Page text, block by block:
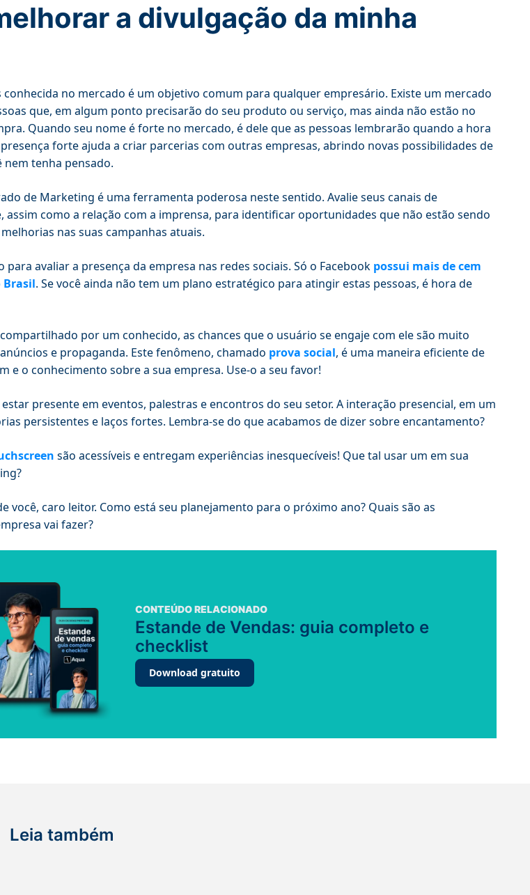
a divulgação da minha
conhecida no mercado é um objetivo comum para qualquer empresário. Existe um mercado
que, em algum ponto precisarão do seu produto ou serviço, mas ainda não estão no
Quando seu nome é forte no mercado, é dele que as pessoas lembrarão quando a hora
forte ajuda a criar parcerias com outras empresas, abrindo novas possibilidades de
nem tenha pensado.
de Marketing é uma ferramenta poderosa neste sentido. Avalie seus canais de
assim como a relação com a imprensa, para identificar oportunidades que não estão sendo
nas suas campanhas atuais.
avaliar a presença da empresa nas redes sociais. Só o Facebook possui mais de cem
Brasil. Se você ainda não tem um plano estratégico para atingir estas pessoas, é hora de
por um conhecido, as chances que o usuário se engaje com ele são muito
e propaganda. Este fenômeno, chamado prova social, é uma maneira eficiente de
e o conhecimento sobre a sua empresa. Use-o a seu favor!
presente em eventos, palestras e encontros do seu setor. A interação presencial, em um
persistentes e laços fortes. Lembra-se do que acabamos de dizer sobre encantamento?
são acessíveis e entregam experiências inesquecíveis! Que tal usar um em sua
você, caro leitor. Como está seu planejamento para o próximo ano? Quais são as
vai fazer?
CONTEÚDO RELACIONADO
Estande de Vendas: guia completo e
checklist
Download gratuito
Leia também